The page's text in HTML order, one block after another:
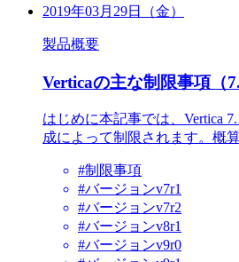
2019年03月29日（金）
製品概要
Verticaの主な制限事項（
はじめに本記事では、Vertica
成によって制限されます。概
#制限事項
#バージョンv7r1
#バージョンv7r2
#バージョンv8r1
#バージョンv9r0